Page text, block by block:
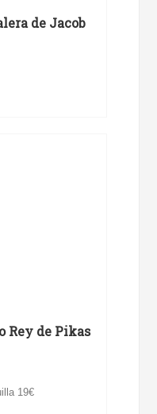
de Jacob
Rey de Pikas
19€